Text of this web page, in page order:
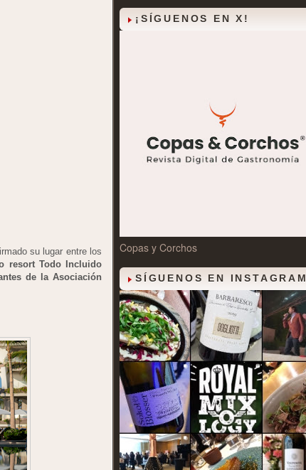
su lugar entre los
resort Todo Incluido
de la Asociación
¡SÍGUENOS EN X!
Copas y Corchos
SÍGUENOS EN INSTAGRAM